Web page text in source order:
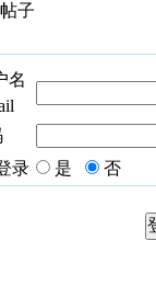
子
名
录
是 否